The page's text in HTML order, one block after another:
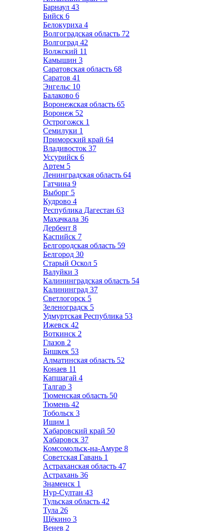
Барнаул 43
Бийск 6
Белокуриха 4
Волгоградская область 72
Волгоград 42
Волжский 11
Камышин 3
Саратовская область 68
Саратов 41
Энгельс 10
Балаково 6
Воронежская область 65
Воронеж 52
Острогожск 1
Семилуки 1
Приморский край 64
Владивосток 37
Уссурийск 6
Артем 5
Ленинградская область 64
Гатчина 9
Выборг 5
Кудрово 4
Республика Дагестан 63
Махачкала 36
Дербент 8
Каспийск 7
Белгородская область 59
Белгород 30
Старый Оскол 5
Валуйки 3
Калининградская область 54
Калининград 37
Светлогорск 5
Зеленоградск 5
Удмуртская Республика 53
Ижевск 42
Воткинск 2
Глазов 2
Бишкек 53
Алматинская область 52
Конаев 11
Капшагай 4
Талгар 3
Тюменская область 50
Тюмень 42
Тобольск 3
Ишим 1
Хабаровский край 50
Хабаровск 37
Комсомольск-на-Амуре 8
Советская Гавань 1
Астраханская область 47
Астрахань 36
Знаменск 1
Нур-Султан 43
Тульская область 42
Тула 26
Щёкино 3
Венев 2